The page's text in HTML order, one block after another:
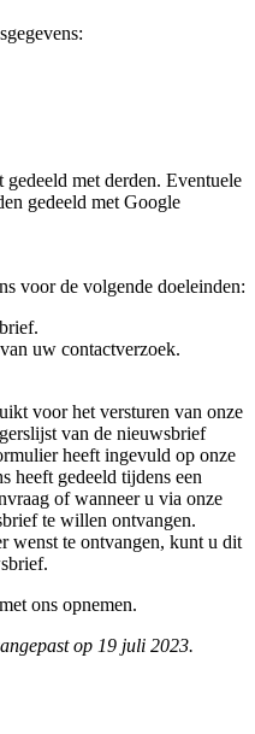
met derden. Eventuele
gedeeld met Google
voor de volgende doeleinden:
uw contactverzoek.
voor het versturen van onze
van de nieuwsbrief
heeft ingevuld op onze
heeft gedeeld tijdens een
of wanneer u via onze
te willen ontvangen.
wenst te ontvangen, kunt u dit
ons opnemen.
op 19 juli 2023.